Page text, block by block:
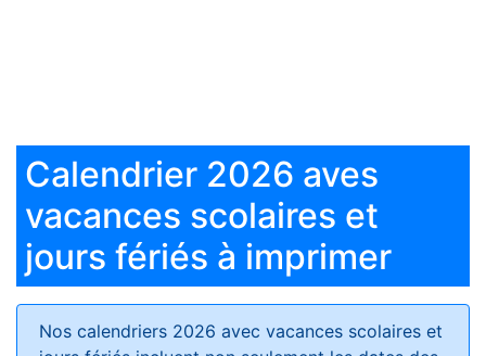
Calendrier 2026 aves
vacances scolaires et
jours fériés à imprimer
Nos calendriers 2026 avec vacances scolaires et